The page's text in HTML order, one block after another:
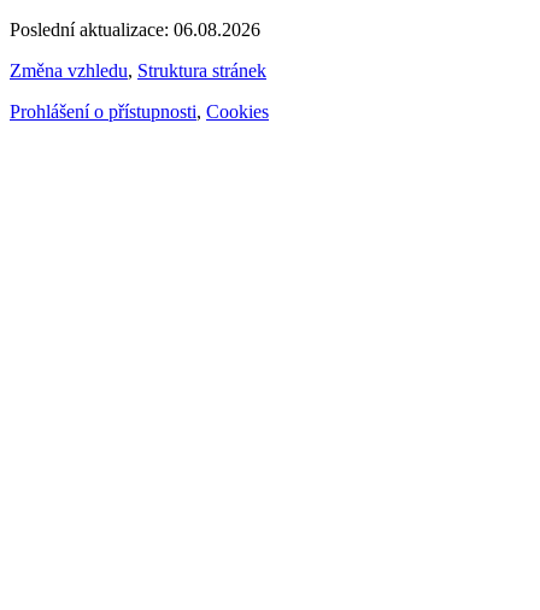
Poslední aktualizace: 06.08.2026
Změna vzhledu, Struktura stránek
Prohlášení o přístupnosti, Cookies